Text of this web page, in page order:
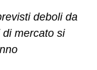
deboli da
mercato si